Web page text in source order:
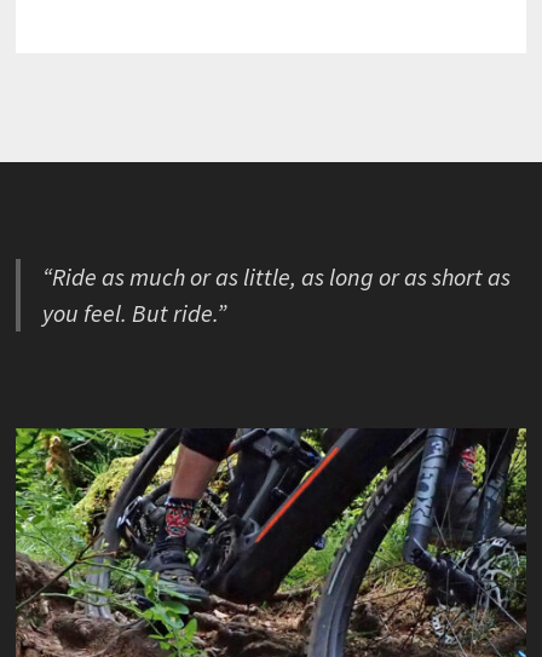
“Ride as much or as little, as long or as short as
you feel. But ride.”